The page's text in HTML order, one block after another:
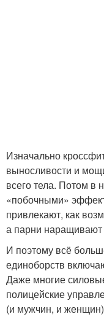
Изначально
выносливости и
всего тела. Потом в
«побочными»
привлекают, как
а парни
И поэтому всё
единоборств
Даже многие
полицейские
(и мужчин, и